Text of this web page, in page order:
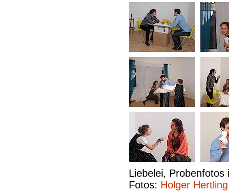
Liebelei, Probenfotos
Fotos: Holger Hertling